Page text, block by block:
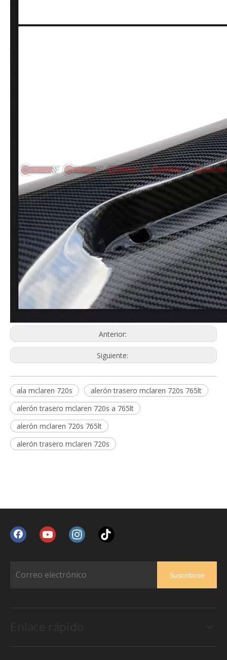
Anterior:
Siguiente:
ala mclaren 720s
alerón trasero mclaren 720s 765lt
alerón trasero mclaren 720s a 765lt
alerón mclaren 720s 765lt
alerón trasero mclaren 720s
Suscribirse